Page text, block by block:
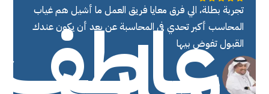
تجربة بطلة، الي فرق معايا فريق العمل ما أشيل هم غياب
المحاسب أكبر تحدي في المحاسبة عن بعد أن يكون عندك
القبول تفوض بيها